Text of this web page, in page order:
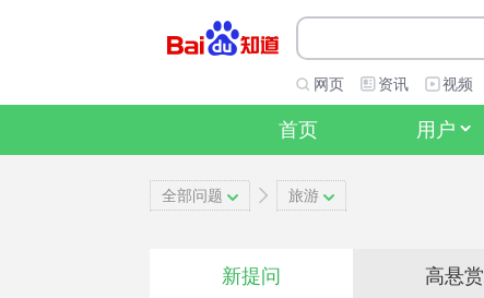
网页 资讯 视频
首页 用户
全部问题 旅游
新提问 高悬赏